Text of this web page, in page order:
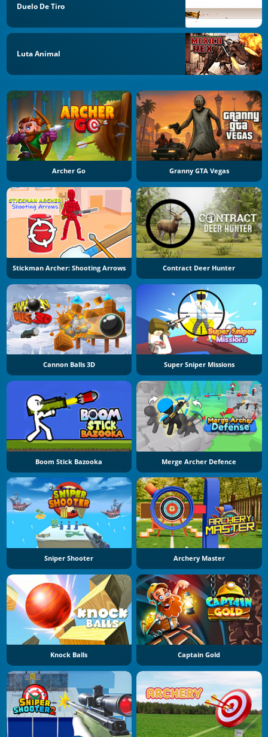
Duelo De Tiro
Luta Animal
Archer Go Granny GTA Vegas
Stickman Archer: Shooting Arrows Contract Deer Hunter
Cannon Balls 3D Super Sniper Missions
Boom Stick Bazooka Merge Archer Defence
Sniper Shooter Archery Master
Knock Balls Captain Gold